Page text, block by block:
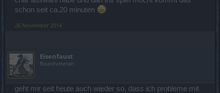
schon seit ca.20 minuten
26 November 2014
Eisenfaust
Boardveteran
geht mir seit heute auch wieder so, dass ich probleme mit